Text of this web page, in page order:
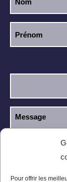
Pour offrir les